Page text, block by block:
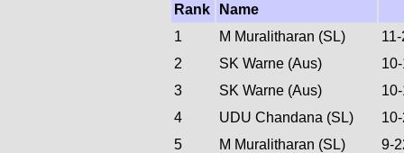
Rank
Name
1
M Muralitharan (SL)
2
SK Warne (Aus)
3
SK Warne (Aus)
4
UDU Chandana (SL)
5
M Muralitharan (SL)
9-